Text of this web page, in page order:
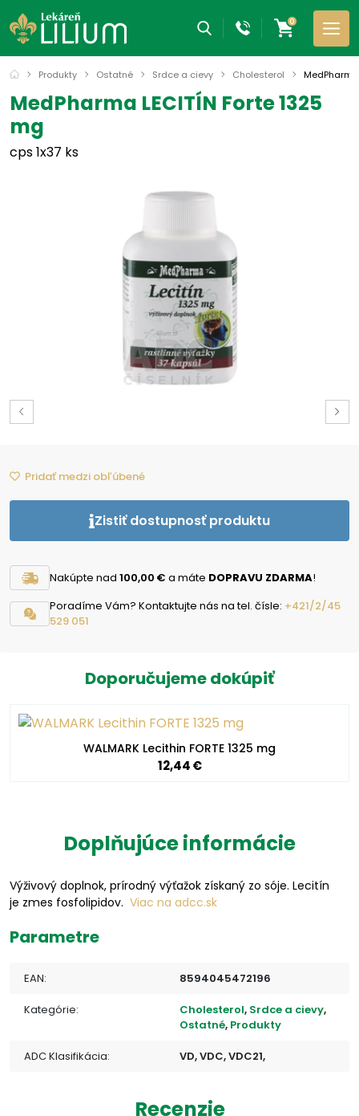
0
Produkty Ostatné Srdce a cievy Cholesterol MedPharma
MedPharma LECITÍN Forte 1325
mg
cps 1x37 ks
Pridať medzi obľúbené
Zistiť dostupnosť produktu
Nakúpte nad 100,00 € a máte DOPRAVU ZDARMA!
Poradíme Vám? Kontaktujte nás na tel. čísle: +421/2/45
529 051
Doporučujeme dokúpiť
WALMARK Lecithin FORTE 1325 mg
12,44 €
Doplňujúce informácie
Výživový doplnok, prírodný výťažok získaný zo sóje. Lecitín
je zmes fosfolipidov. Viac na adcc.sk
Parametre
EAN: 8594045472196
Kategórie: Cholesterol, Srdce a cievy,
Ostatné, Produkty
ADC Klasifikácia: VD, VDC, VDC21,
Recenzie